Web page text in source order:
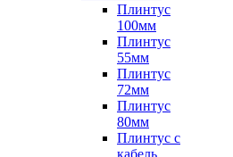
Плинтус
100мм
Плинтус
55мм
Плинтус
72мм
Плинтус
80мм
Плинтус с
кабель